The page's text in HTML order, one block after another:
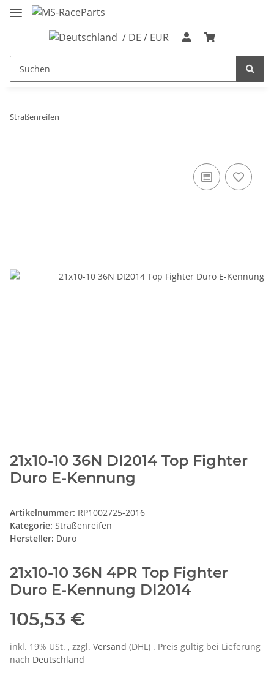
/ DE / EUR
Straßenreifen
21x10-10 36N DI2014 Top Fighter
Duro E-Kennung
Artikelnummer: RP1002725-2016
Kategorie: Straßenreifen
Hersteller: Duro
21x10-10 36N 4PR Top Fighter
Duro E-Kennung DI2014
105,53 €
inkl. 19% USt. , zzgl. Versand (DHL) . Preis gültig bei Lieferung
nach Deutschland